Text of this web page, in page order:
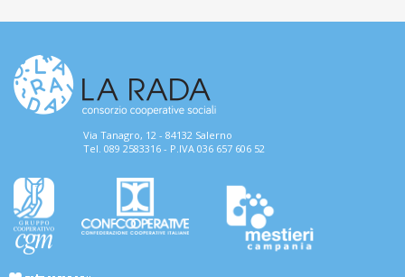
Via Tanagro, 12 - 84132 Salerno
Tel. 089 2583316 - P.IVA 036 657 606 52